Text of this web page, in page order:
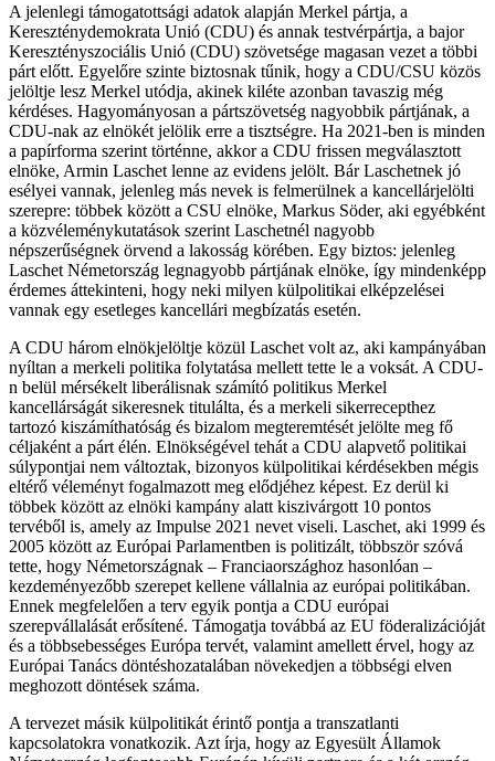
A jelenlegi támogatottsági adatok alapján Merkel pártja, a
Kereszténydemokrata Unió (CDU) és annak testvérpártja, a bajor
Keresztényszociális Unió (CDU) szövetsége magasan vezet a többi
párt előtt. Egyelőre szinte biztosnak tűnik, hogy a CDU/CSU közös
jelöltje lesz Merkel utódja, akinek kiléte azonban tavaszig még
kérdéses. Hagyományosan a pártszövetség nagyobbik pártjának, a
CDU-nak az elnökét jelölik erre a tisztségre. Ha 2021-ben is minden
a papírforma szerint történne, akkor a CDU frissen megválasztott
elnöke, Armin Laschet lenne az evidens jelölt. Bár Laschetnek jó
esélyei vannak, jelenleg más nevek is felmerülnek a kancellárjelölti
szerepre: többek között a CSU elnöke, Markus Söder, aki egyébként
a közvéleménykutatások szerint Laschetnél nagyobb
népszerűségnek örvend a lakosság körében. Egy biztos: jelenleg
Laschet Németország legnagyobb pártjának elnöke, így mindenképp
érdemes áttekinteni, hogy neki milyen külpolitikai elképzelései
vannak egy esetleges kancellári megbízatás esetén.
A CDU három elnökjelöltje közül Laschet volt az, aki kampányában
nyíltan a merkeli politika folytatása mellett tette le a voksát. A CDU-
n belül mérsékelt liberálisnak számító politikus Merkel
kancellárságát sikeresnek titulálta, és a merkeli sikerrecepthez
tartozó kiszámíthatóság és bizalom megteremtését jelölte meg fő
céljaként a párt élén. Elnökségével tehát a CDU alapvető politikai
súlypontjai nem változtak, bizonyos külpolitikai kérdésekben mégis
eltérő véleményt fogalmazott meg elődjéhez képest. Ez derül ki
többek között az elnöki kampány alatt kiszivárgott 10 pontos
tervéből is, amely az Impulse 2021 nevet viseli. Laschet, aki 1999 és
2005 között az Európai Parlamentben is politizált, többször szóvá
tette, hogy Németországnak – Franciaországhoz hasonlóan –
kezdeményezőbb szerepet kellene vállalnia az európai politikában.
Ennek megfelelően a terv egyik pontja a CDU európai
szerepvállalását erősítené. Támogatja továbbá az EU föderalizációját
és a többsebességes Európa tervét, valamint amellett érvel, hogy az
Európai Tanács döntéshozatalában növekedjen a többségi elven
meghozott döntések száma.
A tervezet másik külpolitikát érintő pontja a transzatlanti
kapcsolatokra vonatkozik. Azt írja, hogy az Egyesült Államok